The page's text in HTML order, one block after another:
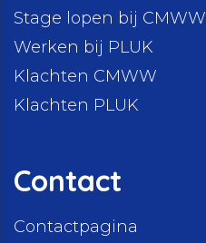
Stage lopen bij CMWW
Werken bij PLUK
Klachten CMWW
Klachten PLUK
Contact
Contactpagina